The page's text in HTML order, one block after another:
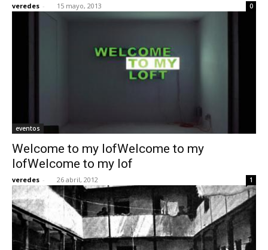
veredes - 15 mayo, 2013 0
eventos
Welcome to my lofWelcome to my
lofWelcome to my lof
veredes - 26 abril, 2012 1